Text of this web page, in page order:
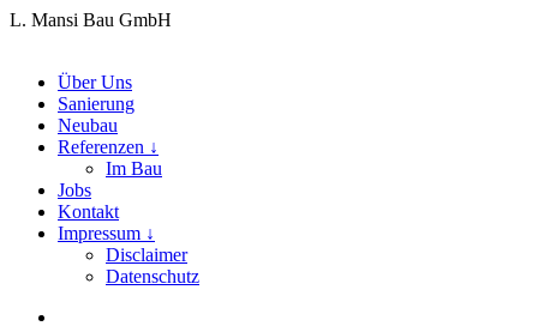
L. Mansi Bau GmbH
Über Uns
Sanierung
Neubau
Referenzen ↓
Im Bau
Jobs
Kontakt
Impressum ↓
Disclaimer
Datenschutz